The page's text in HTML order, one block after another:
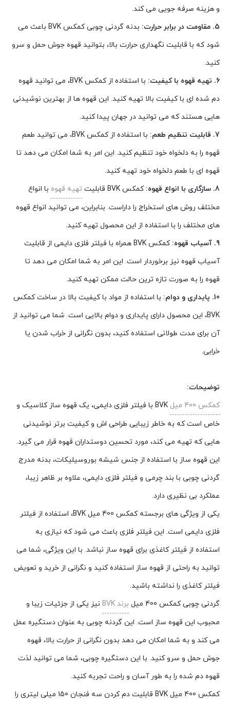
و هزینه صرفه جویی می کند.
5. مقاومت در برابر حرارت:
بدنه گردنی چوبی کمکس BVK باعث می
شود که با قابلیت نگهداری حرارت بالا، بتوانید قهوه جوش حمل و سرو
کنید.
6. تهیه قهوه با کیفیت:
با استفاده از کمکس BVK، می توانید قهوه
دم شده ای با کیفیت بالا تهیه کنید. این قهوه ها از بهترین نوشیدنی
هایی هستند که می توانید در جهان پیدا کنید.
7. قابلیت تنظیم طعم:
با استفاده از کمکس BVK، می توانید طعم
قهوه را به دلخواه خود تنظیم کنید. این امر به شما امکان می دهد تا
قهوه ای با طعم دلخواه خود تهیه کنید.
8. سازگاری با انواع قهوه:
کمکس BVK قابلیت تهیه قهوه با انواع
مختلف روش های استخراج را داراست. بنابراین، می توانید انواع قهوه
های مختلف را با استفاده از این محصول تهیه کنید.
9. آسیاب قهوه:
کمکس BVK همراه با فیلتر فلزی دایمی از قابلیت
آسیاب قهوه نیز برخوردار است. این امر به شما امکان می دهد تا
قهوه را به صورت تازه ترین حالت ممکن تهیه کنید.
10. پایداری و دوام:
با استفاده از مواد با کیفیت بالا در ساخت کمکس
BVK، این محصول دارای پایداری و دوام بالایی است. شما می توانید از
آن برای مدت طولانی استفاده کنید، بدون نگرانی از خراب شدن یا
خرابی.
توضیحات:
کمکس 400 میل
BVK با فیلتر فلزی دایمی، یک قهوه ساز کلاسیک و
خاص است که به خاطر زیبایی طراحی اش و کیفیت برتر نوشیدنی
هایی که تهیه می کند، مورد تحسین دوستداران قهوه قرار می گیرد.
این قهوه ساز با استفاده از جنس شیشه بوروسیلیکات، بدنه مدرج
گردنی چوبی با بند چرمی و فیلتر فلزی دایمی، علاوه بر ظاهر زیبا،
عملکرد بی نظیری دارد.
یکی از ویژگی های برجسته کمکس 400 میل BVK، استفاده از فیلتر
فلزی دایمی است. این فیلتر فلزی باعث می شود که نیازی به
استفاده از فیلتر کاغذی برای قهوه ساز نباشد. با این ویژگی، شما می
توانید به راحتی از قهوه ساز استفاده کنید و نگرانی از خرید و تعویض
فیلتر کاغذی را نداشته باشید.
گردنی چوبی کمکس 400 میل
برند BVK
نیز یکی از جزئیات زیبا و
محبوب این قهوه ساز است. این گردنه چوبی به عنوان دستگیره عمل
می کند و به شما امکان می دهد بدون نگرانی از حرارت بالا، قهوه
جوش حمل و سرو کنید. با این دستگیره چوبی، شما می توانید لذت
قهوه دم شده را به طور آسان و راحت تجربه کنید.
کمکس 400 میل BVK قابلیت دم کردن سه فنجان 150 میلی لیتری را